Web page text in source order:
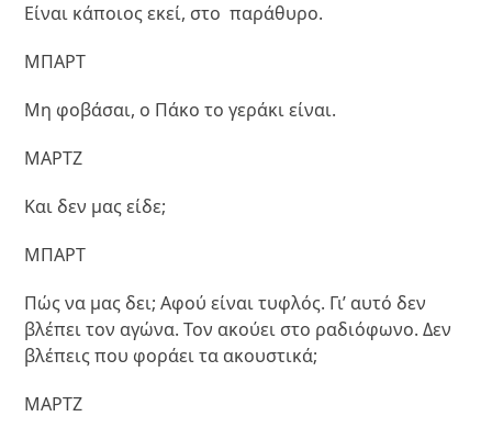
Είναι κάποιος εκεί, στο παράθυρο.
ΜΠΑΡΤ
Μη φοβάσαι, ο Πάκο το γεράκι είναι.
ΜΑΡΤΖ
Και δεν μας είδε;
ΜΠΑΡΤ
Πώς να μας δει; Αφού είναι τυφλός. Γι’ αυτό δεν
βλέπει τον αγώνα. Τον ακούει στο ραδιόφωνο. Δεν
βλέπεις που φοράει τα ακουστικά;
ΜΑΡΤΖ